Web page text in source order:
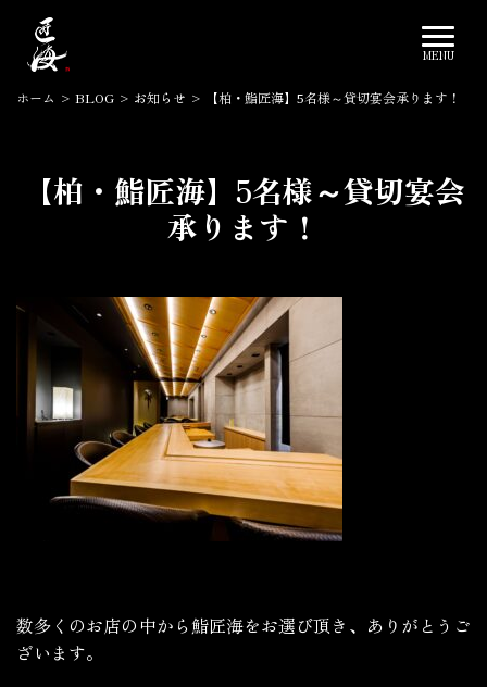
ホーム > BLOG > お知らせ > 【柏・鮨匠海】5名様～貸切宴会承ります！
【柏・鮨匠海】5名様～貸切宴会
承ります！
数多くのお店の中から鮨匠海をお選び頂き、ありがとうご
ざいます。